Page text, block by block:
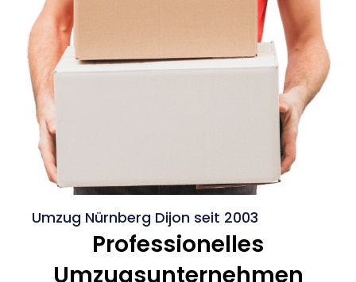
Umzug Nürnberg Dijon seit 2003
Professionelles
Umzugsunternehmen